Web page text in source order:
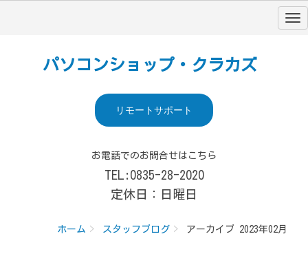
パソコンショップ・クラカズ
リモートサポート
お電話でのお問合せはこちら
TEL:0835-28-2020
定休日：日曜日
ホーム スタッフブログ アーカイブ 2023年02月